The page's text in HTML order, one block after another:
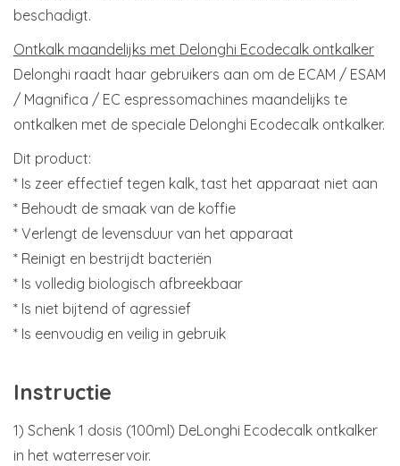
beschadigt.
Ontkalk maandelijks met Delonghi Ecodecalk ontkalker
Delonghi raadt haar gebruikers aan om de ECAM / ESAM
/ Magnifica / EC espressomachines maandelijks te
ontkalken met de speciale Delonghi Ecodecalk ontkalker.
Dit product:
* Is zeer effectief tegen kalk, tast het apparaat niet aan
* Behoudt de smaak van de koffie
* Verlengt de levensduur van het apparaat
* Reinigt en bestrijdt bacteriën
* Is volledig biologisch afbreekbaar
* Is niet bijtend of agressief
* Is eenvoudig en veilig in gebruik
Instructie
1) Schenk 1 dosis (100ml) DeLonghi Ecodecalk ontkalker
in het waterreservoir.